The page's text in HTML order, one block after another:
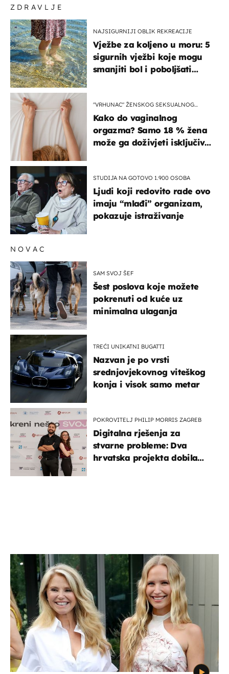
ZDRAVLJE
NAJSIGURNIJI OBLIK REKREACIJE
Vježbe za koljeno u moru: 5
sigurnih vježbi koje mogu
smanjiti bol i poboljšati
"VRHUNAC" ŽENSKOG SEKSUALNOG
Kako do vaginalnog
orgazma? Samo 18 % žena
može ga doživjeti isključivo
STUDIJA NA GOTOVO 1.900 OSOBA
Ljudi koji redovito rade ovo
imaju “mlađi” organizam,
pokazuje istraživanje
NOVAC
SAM SVOJ ŠEF
Šest poslova koje možete
pokrenuti od kuće uz
minimalna ulaganja
TREĆI UNIKATNI BUGATTI
Nazvan je po vrsti
srednjovjekovnog viteškog
konja i visok samo metar
POKROVITELJ PHILIP MORRIS ZAGREB
Digitalna rješenja za
stvarne probleme: Dva
hrvatska projekta dobila